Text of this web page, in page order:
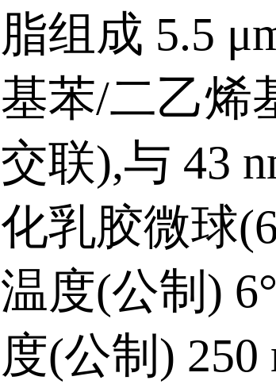
脂组成 5.5
基苯/二乙烯
交联),与 43
化乳胶微球
温度(公制)
度(公制)